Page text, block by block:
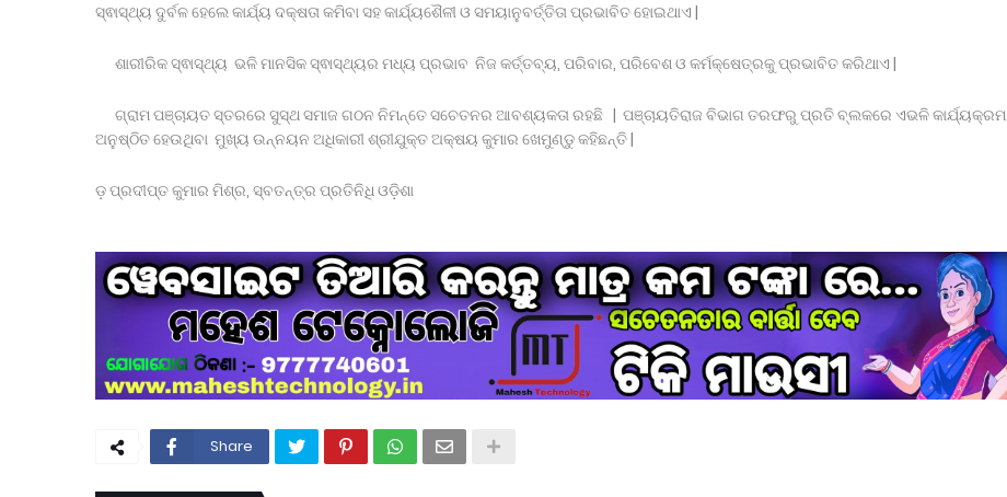
ସ୍ଵାସ୍ଥ୍ୟ ଦୁର୍ବଳ ହେଲେ କାର୍ଯ୍ୟ ଦକ୍ଷତା କମିବା ସହ କାର୍ଯ୍ୟଶୈଳୀ ଓ ସମୟାନୁବର୍ତ୍ତିତା ପ୍ରଭାବିତ ହୋଇଥାଏ |
ଶାରୀରିକ ସ୍ଵାସ୍ଥ୍ୟ ଭଳି ମାନସିକ ସ୍ଵାସ୍ଥ୍ୟର ମଧ୍ୟ ପ୍ରଭାବ ନିଜ କର୍ତ୍ତବ୍ୟ, ପରିବାର, ପରିବେଶ ଓ କର୍ମକ୍ଷେତ୍ରକୁ ପ୍ରଭାବିତ କରିଥାଏ |
ଗ୍ରାମ ପଞ୍ଚାୟତ ସ୍ତରରେ ସୁସ୍ଥ ସମାଜ ଗଠନ ନିମନ୍ତେ ସଚେତନର ଆବଶ୍ୟକତା ରହଛି | ପଞ୍ଚାୟତିରାଜ ବିଭାଗ ତରଫରୁ ପ୍ରତି ବ୍ଲକରେ ଏଭଳି କାର୍ଯ୍ୟକ୍ରମ
ଅନୁଷ୍ଠିତ ହେଉଥିବା ମୁଖ୍ୟ ଉନ୍ନୟନ ଅଧିକାରୀ ଶ୍ରୀଯୁକ୍ତ ଅକ୍ଷୟ କୁମାର ଖେମୁଣ୍ଡୁ କହିଛନ୍ତି |
ଡ଼ ପ୍ରଦୀପ୍ତ କୁମାର ମିଶ୍ର, ସ୍ବତନ୍ତ୍ର ପ୍ରତିନିଧି ଓଡ଼ିଶା
Share